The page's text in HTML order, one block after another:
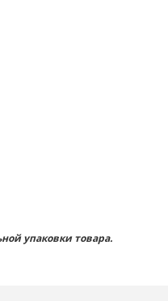
упаковки товара.